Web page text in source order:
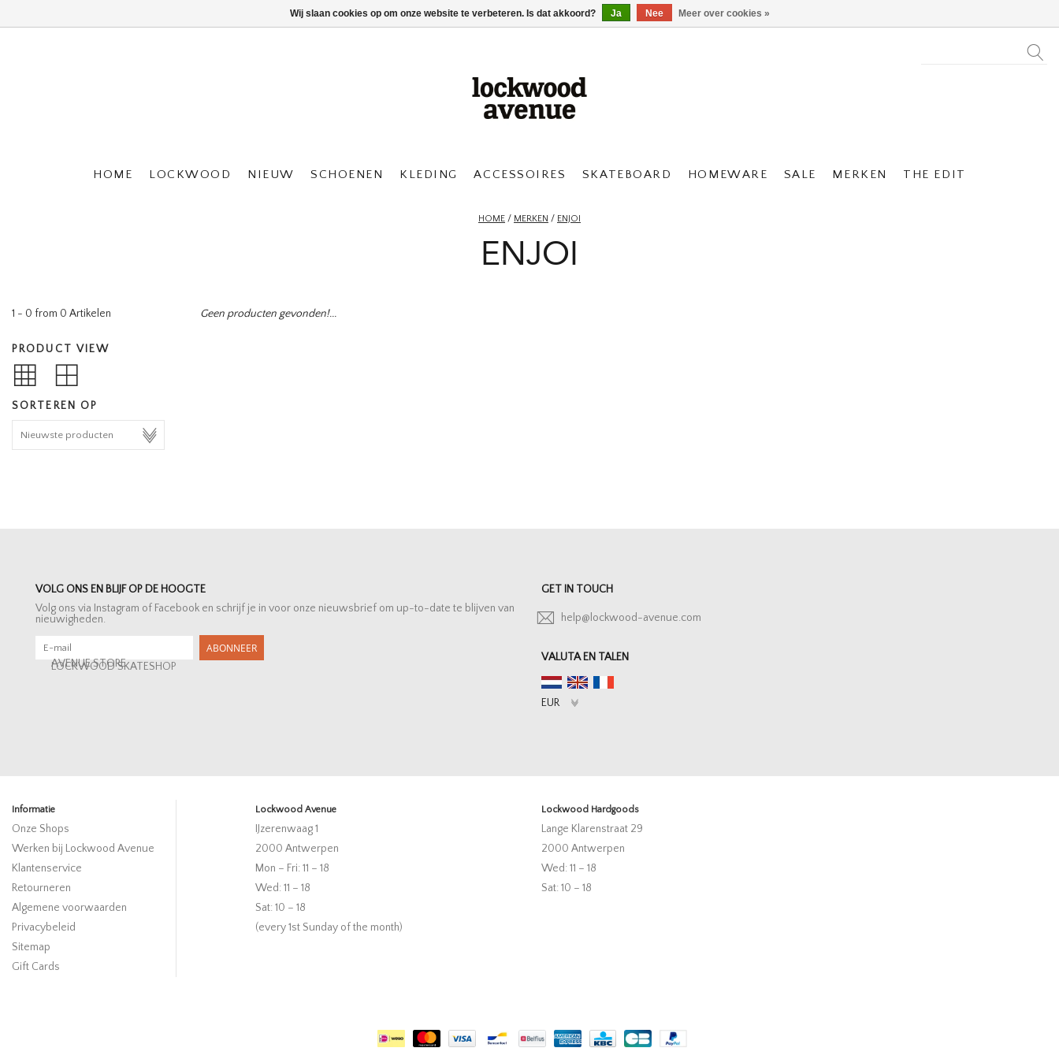
HOME LOCKWOOD NIEUW SCHOENEN KLEDING ACCESSOIRES SKATEBOARD HOMEWARE SALE MERKEN THE EDIT
HOME / MERKEN / ENJOI
ENJOI
1 - 0 from 0 Artikelen
PRODUCT VIEW
SORTEREN OP
Geen producten gevonden!...
VOLG ONS EN BLIJF OP DE HOOGTE
Volg ons via Instagram of Facebook en schrijf je in voor onze nieuwsbrief om up-to-date te blijven van
nieuwigheden.
ABONNEER
AVENUE STORE
LOCKWOOD SKATESHOP
GET IN TOUCH
help@lockwood-avenue.com
VALUTA EN TALEN
Informatie
Onze Shops
Werken bij Lockwood Avenue
Klantenservice
Retourneren
Algemene voorwaarden
Privacybeleid
Sitemap
Gift Cards
Lockwood Avenue
IJzerenwaag 1
2000 Antwerpen
Mon – Fri: 11 – 18
Wed: 11 – 18
Sat: 10 – 18
(every 1st Sunday of the month)
Lockwood Hardgoods
Lange Klarenstraat 29
2000 Antwerpen
Wed: 11 – 18
Sat: 10 – 18
Wij slaan cookies op om onze website te verbeteren. Is dat akkoord? Ja Nee Meer over cookies »